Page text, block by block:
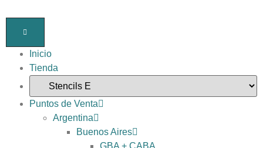
Inicio
Tienda
Puntos de Venta
Argentina
Buenos Aires
GBA + CABA